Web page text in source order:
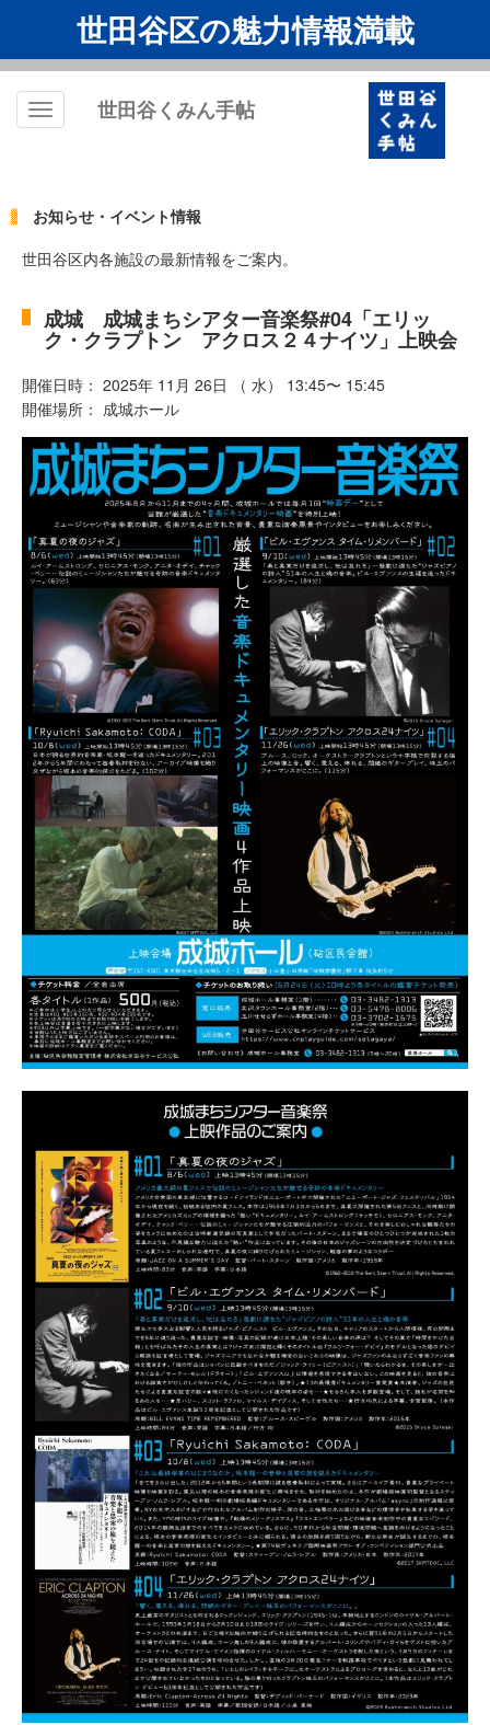
世田谷区の魅力情報満載
Toggle
世田谷くみん手帖
お知らせ・イベント情報
世田谷区内各施設の最新情報をご案内。
成城 成城まちシアター音楽祭#04「エリッ
ク・クラプトン アクロス２４ナイツ」上映会
開催日時： 2025年 11月 26日 （ 水） 13:45〜 15:45
開催場所： 成城ホール